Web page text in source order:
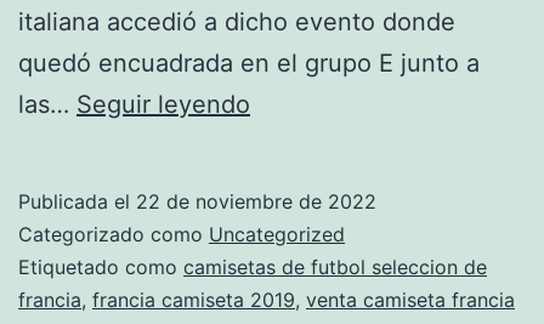
italiana accedió a dicho evento donde
quedó encuadrada en el grupo E junto a
las… Seguir leyendo
2
estrellas
Publicada el 22 de noviembre de 2022
Categorizado como Uncategorized
Etiquetado como camisetas de futbol seleccion de
francia, francia camiseta 2019, venta camiseta francia